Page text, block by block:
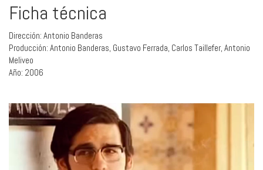
Ficha técnica
Dirección: Antonio Banderas
Producción: Antonio Banderas, Gustavo Ferrada, Carlos Taillefer, Antonio
Meliveo
Año: 2006